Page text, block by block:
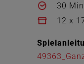
30 Min.
12 x